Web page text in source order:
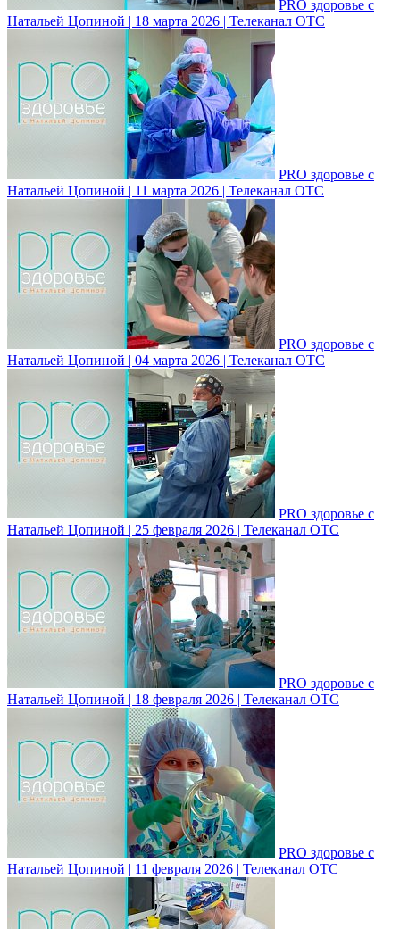
PRO здоровье с
Натальей Цопиной | 18 марта 2026 | Телеканал ОТС
PRO здоровье с
Натальей Цопиной | 11 марта 2026 | Телеканал ОТС
PRO здоровье с
Натальей Цопиной | 04 марта 2026 | Телеканал ОТС
PRO здоровье с
Натальей Цопиной | 25 февраля 2026 | Телеканал ОТС
PRO здоровье с
Натальей Цопиной | 18 февраля 2026 | Телеканал ОТС
PRO здоровье с
Натальей Цопиной | 11 февраля 2026 | Телеканал ОТС